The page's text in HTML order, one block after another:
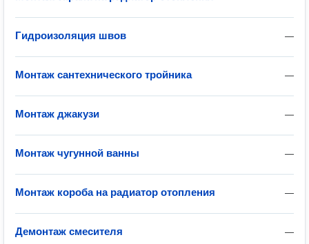
—
Гидроизоляция швов
—
Монтаж сантехнического тройника
—
Монтаж джакузи
—
Монтаж чугунной ванны
—
Монтаж короба на радиатор отопления
—
Демонтаж смесителя